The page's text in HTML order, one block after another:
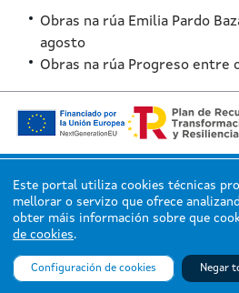
Obras na rúa Emilia Pardo
agosto
Obras na rúa Progreso entre
© Xunta de Galicia. Información mantida e
de Galicia.
Atención á cidadanía
Accesibilidade
Aviso legal
Mapa do portal
Este portal utiliza cookies técnicas
mellorar o servizo que ofrece
obter máis información sobre que
de cookies.
Negar
Configuración de cookies